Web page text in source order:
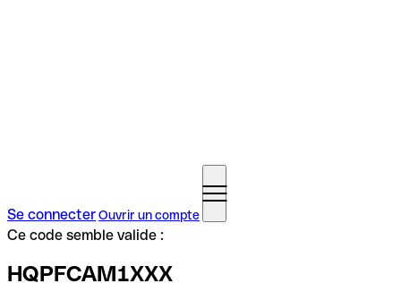
Se connecterOuvrir un compte
Ce code semble valide :
HQPFCAM1XXX